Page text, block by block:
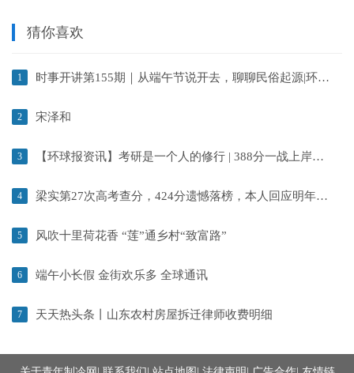
猜你喜欢
1 时事开讲第155期｜从端午节说开去，聊聊民俗起源|环球报道
2 宋泽和
3 【环球报资讯】考研是一个人的修行 | 388分一战上岸浙江师大学科美术学姐经验分享
4 梁实第27次高考查分，424分遗憾落榜，本人回应明年或许放弃高考 天天视点
5 风吹十里荷花香 “莲”通乡村“致富路”
6 端午小长假 金街欢乐多 全球通讯
7 天天热头条丨山东农村房屋拆迁律师收费明细